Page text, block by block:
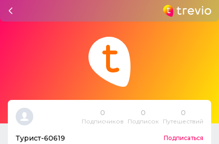
0
Подписчиков
0
Подписок
0
Путешествий
Турист-60619 Подписаться